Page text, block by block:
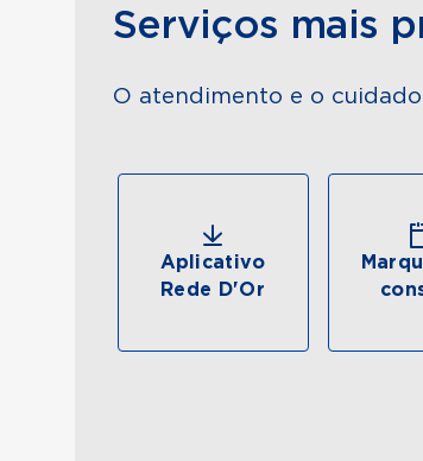
Serviços mais
O atendimento e o
Aplicativo
Rede D'Or